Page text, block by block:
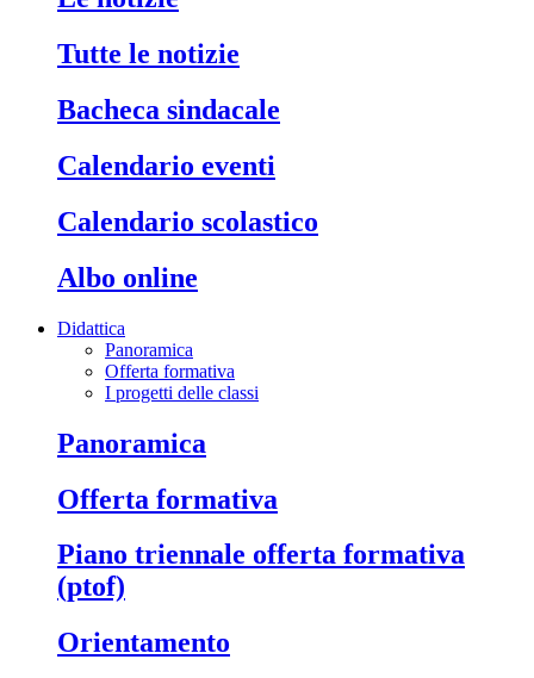
tutte le notizie
bacheca sindacale
calendario eventi
calendario scolastico
albo online
Didattica
Panoramica
Offerta formativa
I progetti delle classi
panoramica
offerta formativa
piano triennale offerta formativa
(ptof)
orientamento